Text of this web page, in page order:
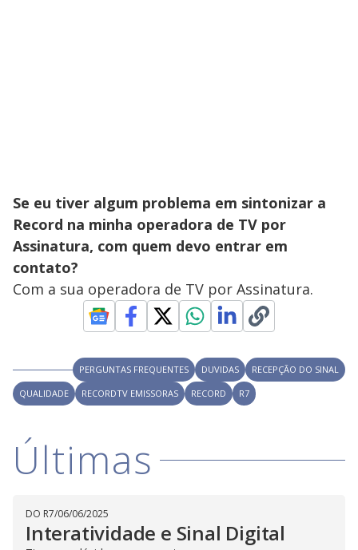
Se eu tiver algum problema em sintonizar a
Record na minha operadora de TV por
Assinatura, com quem devo entrar em
contato?
Com a sua operadora de TV por Assinatura.
PERGUNTAS FREQUENTES DUVIDAS
RECEPÇÃO DO SINAL
QUALIDADE
RECORDTV EMISSORAS RECORD R7
Últimas
DO R7/06/06/2025
Interatividade e Sinal Digital